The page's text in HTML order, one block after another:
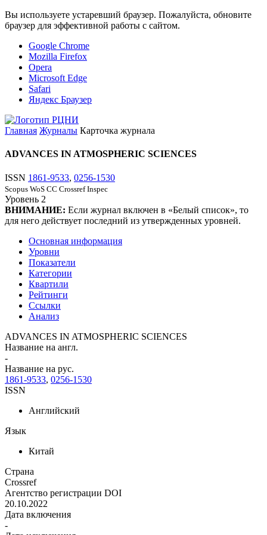
Вы используете устаревший браузер. Пожалуйста, обновите
браузер для эффективной работы с сайтом.
Google Chrome
Mozilla Firefox
Opera
Microsoft Edge
Safari
Яндекс Браузер
Главная Журналы Карточка журнала
ADVANCES IN ATMOSPHERIC SCIENCES
ISSN 1861-9533, 0256-1530
Scopus WoS CC Crossref Inspec
Уровень 2
ВНИМАНИЕ: Если журнал включен в «Белый список», то
для него действует последний из утвержденных уровней.
Основная информация
Уровни
Показатели
Категории
Квартили
Рейтинги
Ссылки
Анализ
ADVANCES IN ATMOSPHERIC SCIENCES
Название на англ.
-
Название на рус.
1861-9533, 0256-1530
ISSN
Английский
Язык
Китай
Страна
Crossref
Агентство регистрации DOI
20.10.2022
Дата включения
-